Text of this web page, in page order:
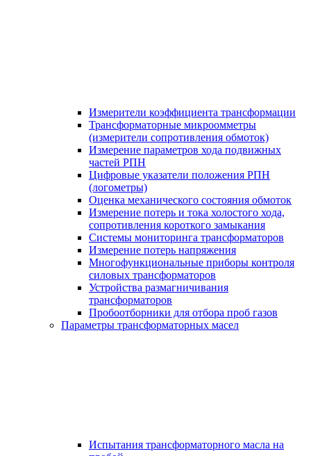
Измерители коэффициента трансформации
Трансформаторные микроомметры
(измерители сопротивления обмоток)
Измерение параметров хода подвижных
частей РПН
Цифровые указатели положения РПН
(логометры)
Оценка механического состояния обмоток
Измерение потерь и тока холостого хода,
сопротивления короткого замыкания
Системы мониторинга трансформаторов
Измерение потерь напряжения
Многофункциональные приборы контроля
силовых трансформаторов
Устройства размагничивания
трансформаторов
Пробоотборники для отбора проб газов
Параметры трансформаторных масел
Испытания трансформаторного масла на